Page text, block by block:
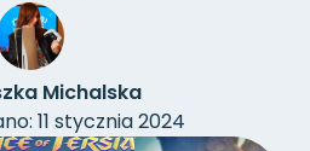
Michalska
11 stycznia 2024